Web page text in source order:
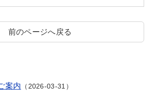
前のページへ戻る
案内 2026-03-31